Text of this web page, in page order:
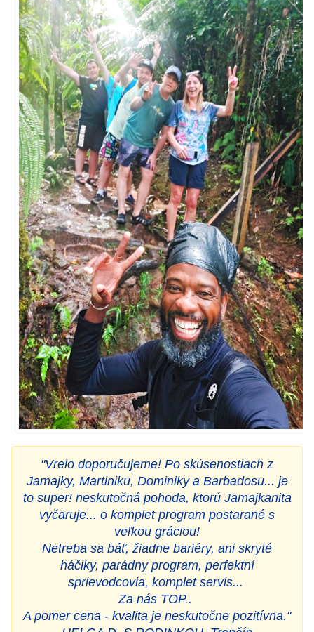
"Vrelo doporučujeme! Po skúsenostiach z
Jamajky, Martiniku, Dominiky a Barbadosu... je
to super! neskutočná pohoda, ktorú Jamajkanita
vyčaruje... o komplet program postarané s
veľkou gráciou!
Netreba sa báť, žiadne bariéry, ani skryté
háčiky, parádny program, perfektní
sprievodcovia, komplet servis...
Za nás TOP..
A pomer cena - kvalita je neskutočne pozitívna."